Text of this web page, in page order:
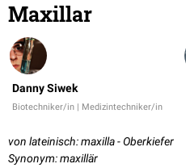
Maxillar
Danny Siwek
Biotechniker/in | Medizintechniker/in
von lateinisch: maxilla - Oberkiefer
Synonym: maxillär